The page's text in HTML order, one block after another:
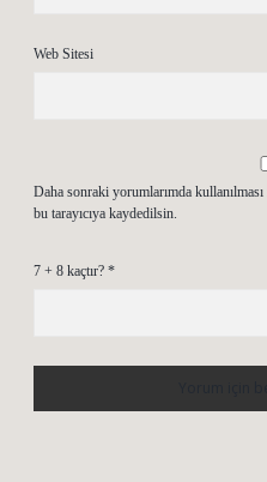
Web Sitesi
Daha sonraki yorumlarımda
bu tarayıcıya kaydedilsin.
7 + 8 kaçtır? *